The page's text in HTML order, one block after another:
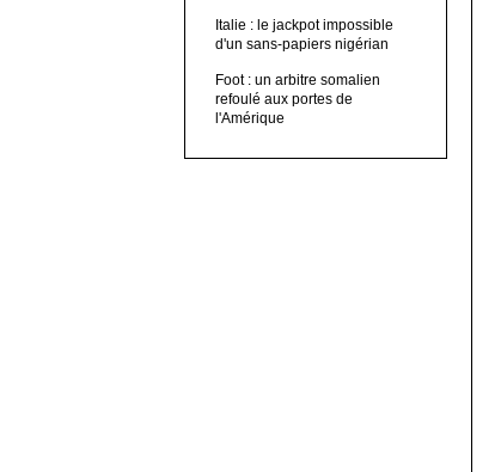
Italie : le jackpot impossible
d'un sans-papiers nigérian
Foot : un arbitre somalien
refoulé aux portes de
l'Amérique